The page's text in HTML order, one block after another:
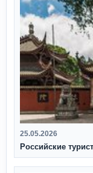
25.05.2026
Российские